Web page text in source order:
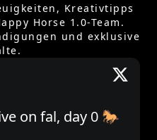
Kreativtipps
Horse 1.0-Team.
und exklusive
on fal, day 0 🐎